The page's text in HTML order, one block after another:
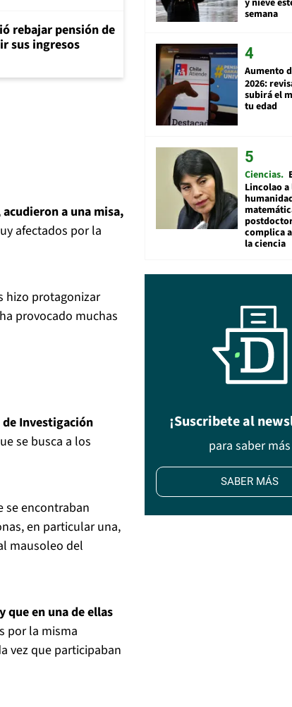
rebajar pensión de
sus ingresos
a una misa,
afectados por la
hizo protagonizar
provocado muchas
Investigación
se busca a los
se encontraban
en particular una,
mausoleo del
que en una de ellas
por la misma
vez que participaban
semana
Aumento
2026:
subirá el
tu edad
Ciencias
Lincolao a
complica
la ciencia
¡Suscribete al
para saber más
SABER MÁS